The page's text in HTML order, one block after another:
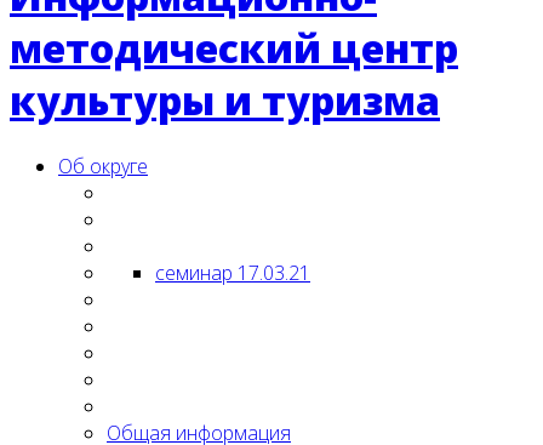
методический центр
культуры и туризма
Об округе
семинар 17.03.21
Общая информация